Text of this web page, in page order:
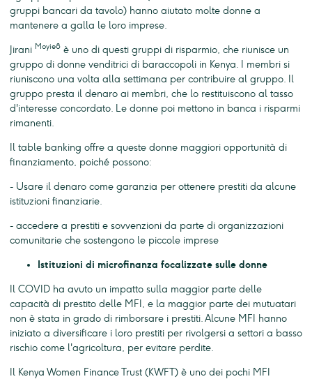
gruppi bancari da tavolo) hanno aiutato molte donne a
mantenere a galla le loro imprese.
Jirani Moyie8 è uno di questi gruppi di risparmio, che riunisce un
gruppo di donne venditrici di baraccopoli in Kenya. I membri si
riuniscono una volta alla settimana per contribuire al gruppo. Il
gruppo presta il denaro ai membri, che lo restituiscono al tasso
d'interesse concordato. Le donne poi mettono in banca i risparmi
rimanenti.
Il table banking offre a queste donne maggiori opportunità di
finanziamento, poiché possono:
- Usare il denaro come garanzia per ottenere prestiti da alcune
istituzioni finanziarie.
- accedere a prestiti e sovvenzioni da parte di organizzazioni
comunitarie che sostengono le piccole imprese
Istituzioni di microfinanza focalizzate sulle donne
Il COVID ha avuto un impatto sulla maggior parte delle
capacità di prestito delle MFI, e la maggior parte dei mutuatari
non è stata in grado di rimborsare i prestiti. Alcune MFI hanno
iniziato a diversificare i loro prestiti per rivolgersi a settori a basso
rischio come l'agricoltura, per evitare perdite.
Il Kenya Women Finance Trust (KWFT) è uno dei pochi MFI